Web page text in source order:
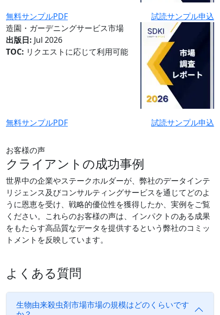
無料サンプルPDF
試読サンプル申込
造園・ガーデニングサービス市場
出版日: Jul 2026
TOC: リクエストに応じて利用可能
無料サンプルPDF 試読サンプル申込
お客様の声
クライアントの成功事例
世界中の企業やステークホルダーが、弊社のデータインテ
リジェンス及びコンサルティングサービスを通じてどのよ
うに恩恵を受け、戦略的優位性を獲得したか、実例をご覧
ください。これらのお客様の声は、インパクトのある成果
をもたらす高品質なデータを提供するという弊社のコミッ
トメントを反映しています。
よくある質問
生物由来殺虫剤市場市場の規模はどのくらいです